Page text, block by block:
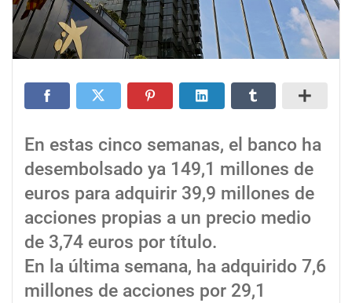
En estas cinco semanas, el banco ha
desembolsado ya 149,1 millones de
euros para adquirir 39,9 millones de
acciones propias a un precio medio
de 3,74 euros por título.
En la última semana, ha adquirido 7,6
millones de acciones por 29,1